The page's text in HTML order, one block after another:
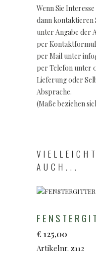
Wenn Sie
dann kontaktieren
unter Angabe der
per
per Mail unter
per Telefon unter
Lieferung oder
Absprache.
(Maße beziehen
AUCH...
€ 125,00
Artikelnr. z112